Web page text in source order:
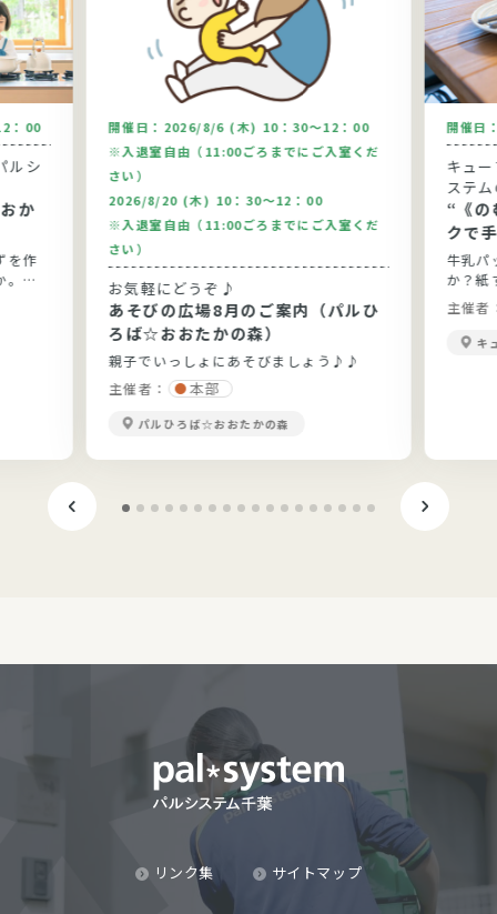
：00
ルシ
を作
。今
開催日： 2026/8/6 (木) 10：30～12：00
※入退室自由（11:00ごろまでにご入室くだ
さい）
2026/8/20 (木) 10：30～12：00
※入退室自由（11:00ごろまでにご入室くだ
さい）
お気軽にどうぞ♪
あそびの広場8月のご案内（パルひ
ろば☆おおたかの森）
親子でいっしょにあそびましょう♪♪
主催者：
本部
パルひろば☆おおたかの森
開催日
キュ
ステ
“《の
クで
牛乳パ
か？紙
実感
主催者
キ
リンク集 サイトマップ